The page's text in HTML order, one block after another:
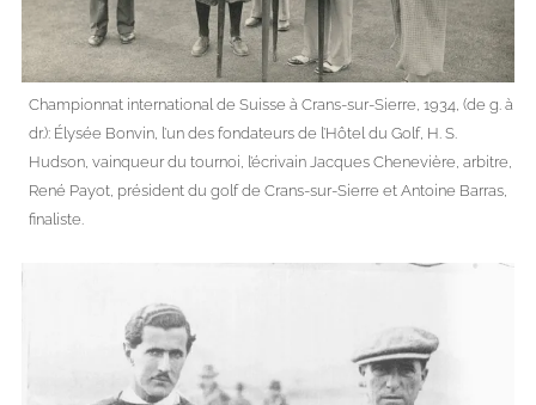
Championnat international de Suisse à Crans-sur-Sierre, 1934, (de g. à
dr.): Élysée Bonvin, l’un des fondateurs de l’Hôtel du Golf, H. S.
Hudson, vainqueur du tournoi, l’écrivain Jacques Chenevière, arbitre,
René Payot, président du golf de Crans-sur-Sierre et Antoine Barras,
finaliste.